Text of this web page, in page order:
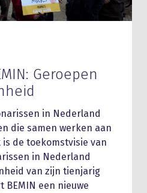
Geroepen
in Nederland
die samen werken aan
de toekomstvisie van
in Nederland
van zijn tienjarig
een nieuwe